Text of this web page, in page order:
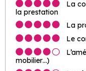
La
la prestation
La
Le
mobilier…)